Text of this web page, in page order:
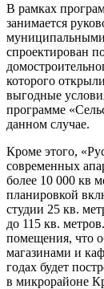
В рамках
занимается
муниципальными
спроектирован
которого
выгодные
программе
данном случае.
Кроме этого,
современных
более 10 000 кв
планировкой
студии 25 кв.
до 115 кв.
помещения, что
магазинами и
годах будет
в микрорайоне